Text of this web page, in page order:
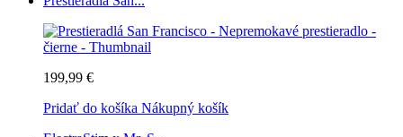
199,99 €
Pridať do košíka Nákupný košík